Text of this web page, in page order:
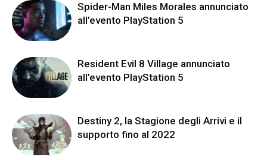
Spider-Man Miles Morales annunciato
all’evento PlayStation 5
Resident Evil 8 Village annunciato
all’evento PlayStation 5
Destiny 2, la Stagione degli Arrivi e il
supporto fino al 2022